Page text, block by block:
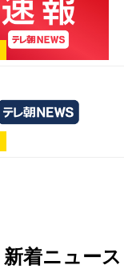
新着ニュース